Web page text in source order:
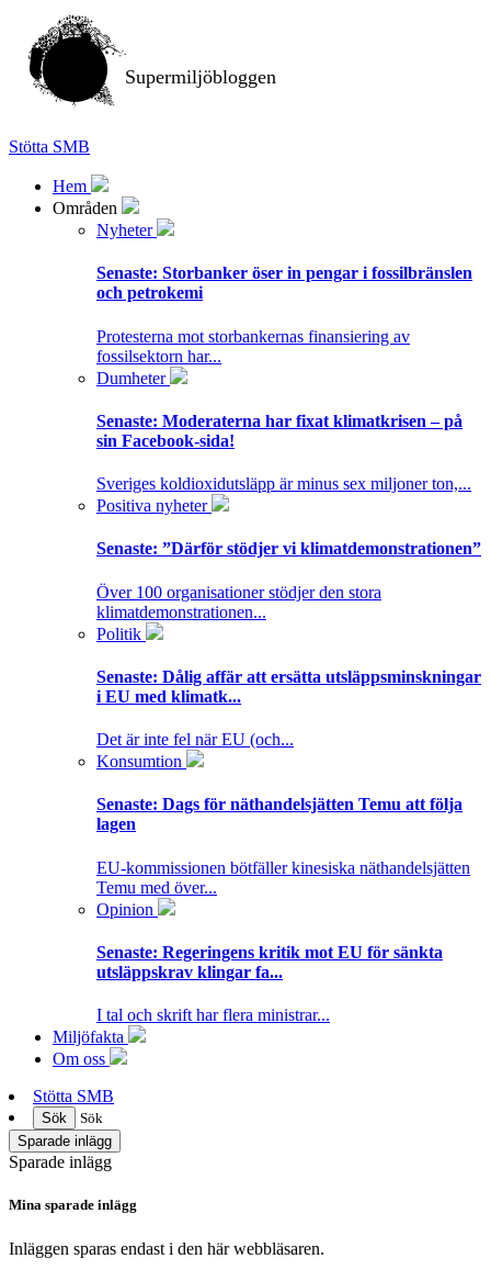
Supermiljöbloggen
Stötta SMB
Hem
Områden
Nyheter
Senaste: Storbanker öser in pengar i fossilbränslen
och petrokemi
Protesterna mot storbankernas finansiering av
fossilsektorn har...
Dumheter
Senaste: Moderaterna har fixat klimatkrisen – på
sin Facebook-sida!
Sveriges koldioxidutsläpp är minus sex miljoner ton,...
Positiva nyheter
Senaste: ”Därför stödjer vi klimatdemonstrationen”
Över 100 organisationer stödjer den stora
klimatdemonstrationen...
Politik
Senaste: Dålig affär att ersätta utsläppsminskningar
i EU med klimatk...
Det är inte fel när EU (och...
Konsumtion
Senaste: Dags för näthandelsjätten Temu att följa
lagen
EU-kommissionen bötfäller kinesiska näthandelsjätten
Temu med över...
Opinion
Senaste: Regeringens kritik mot EU för sänkta
utsläppskrav klingar fa...
I tal och skrift har flera ministrar...
Miljöfakta
Om oss
Stötta SMB
Sök
Sök
Sparade inlägg
Sparade inlägg
Mina sparade inlägg
Inläggen sparas endast i den här webbläsaren.